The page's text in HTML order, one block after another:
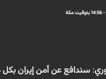
سندافع عن أمن إيران